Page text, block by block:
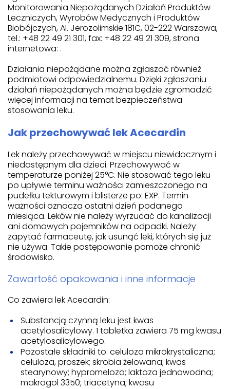
Monitorowania Niepożądanych Działań Produktów
Leczniczych, Wyrobów Medycznych i Produktów
Biobójczych, Al. Jerozolimskie 181C, 02-222 Warszawa,
tel.: +48 22 49 21 301, fax: +48 22 49 21 309, strona
internetowa: .
Działania niepożądane można zgłaszać również
podmiotowi odpowiedzialnemu. Dzięki zgłaszaniu
działań niepożądanych można będzie zgromadzić
więcej informacji na temat bezpieczeństwa
stosowania leku.
Jak przechowywać lek Acecardin
Lek należy przechowywać w miejscu niewidocznym i
niedostępnym dla dzieci. Przechowywać w
temperaturze poniżej 25°C. Nie stosować tego leku
po upływie terminu ważności zamieszczonego na
pudełku tekturowym i blisterze po: EXP. Termin
ważności oznacza ostatni dzień podanego
miesiąca. Leków nie należy wyrzucać do kanalizacji
ani domowych pojemników na odpadki. Należy
zapytać farmaceutę, jak usunąć leki, których się już
nie używa. Takie postępowanie pomoże chronić
środowisko.
Zawartość opakowania i inne informacje
Co zawiera lek Acecardin:
Substancją czynną leku jest kwas
acetylosalicylowy. 1 tabletka zawiera 75 mg kwasu
acetylosalicylowego.
Pozostałe składniki to: celuloza mikrokrystaliczna;
celuloza, proszek; skrobia żelowana; kwas
stearynowy; hypromeloza; laktoza jednowodna;
makrogol 3350; triacetyna; kwasu